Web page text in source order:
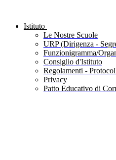
Istituto
Le Nostre Scuole
URP (Dirigenza -
Funzionigramma/
Consiglio d'Istituto
Regolamenti -
Privacy
Patto Educativo di